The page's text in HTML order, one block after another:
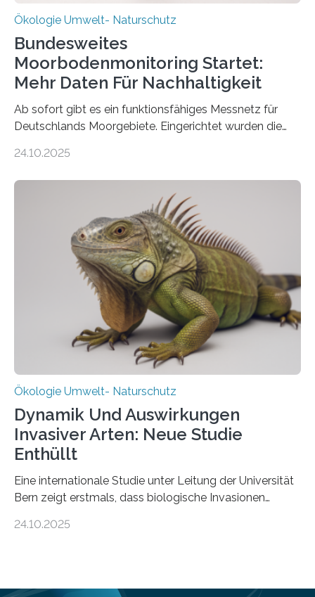
Ökologie Umwelt- Naturschutz
Bundesweites
Moorbodenmonitoring Startet:
Mehr Daten Für Nachhaltigkeit
Ab sofort gibt es ein funktionsfähiges Messnetz für
Deutschlands Moorgebiete. Eingerichtet wurden die
vergangenen fünf Jahren von Wissenschaftlerinnen
heutigen Donnerstag übergeben sie ihren Bericht zur
Aufbauphase an den Auftraggeber, das
Bundesministerium für Landwirtschaft, Ernährung und
Heimat. Braunschweig/Eberswalde (23. Oktober 2025).
Ein Netz aus 155 Messstationen spannt sich neuerdings
über Deutschlands Moorböden. Eingerichtet wurden sie
in den vergangenen fünf Jahren von
Wissenschaftlerinnen und Wissenschaftlern des
Thünen-Instituts für Agrarklimaschutz…
24.10.2025
Ökologie Umwelt- Naturschutz
Dynamik Und Auswirkungen
Invasiver Arten: Neue Studie
Enthüllt
Eine internationale Studie unter Leitung der Universität
Bern zeigt erstmals, dass biologische Invasionen
Einige Auswirkungen, insbesondere der durch invasive
24.10.2025